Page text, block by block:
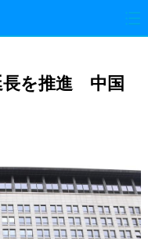
長を推進 中国